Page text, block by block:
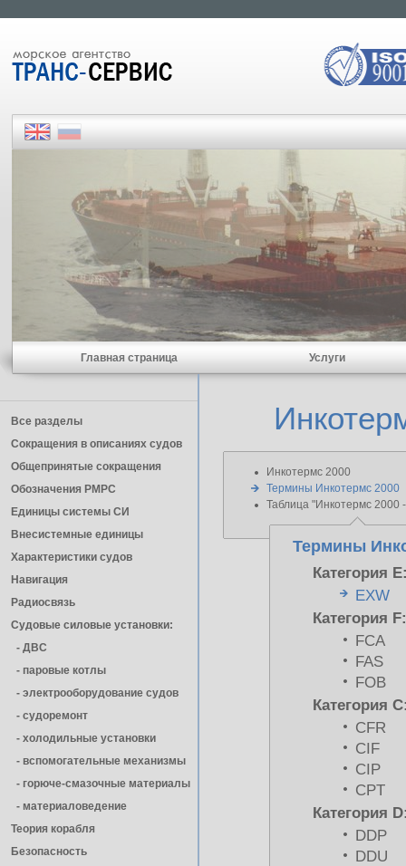
Главная страница Услуги
Все разделы
Сокращения в описаниях судов
Общепринятые сокращения
Обозначения РМРС
Единицы cистемы СИ
Внесистемные единицы
Характеристики судов
Навигация
Радиосвязь
Судовые силовые установки:
- ДВС
- паровые котлы
- электрооборудование судов
- cудоремонт
- холодильные установки
- вспомогательные механизмы
- горюче-смазочные материалы
- материаловедение
Теория корабля
Безопасность
Инкотермс 2000
Термины Инкотермс 2000
Таблица "Инкотермс 2000
Термины
Категория
EXW
Категория
FCA
FAS
FOB
Категория
CFR
CIF
CIP
CPT
Категория
DDP
DDU